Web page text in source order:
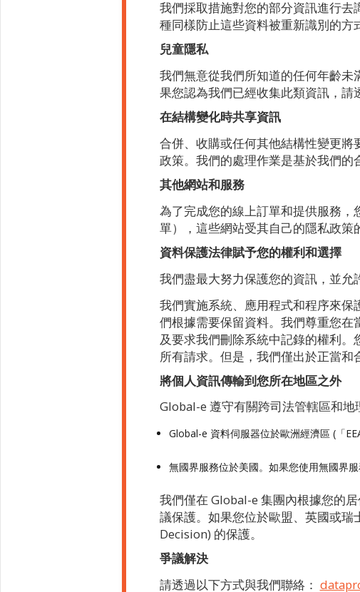
我們採取措施對您的部分資訊進行
種同樣防止這些資料被重新識別的方
兒童隱私
我們無意從我們所知道的任何年齡
果您認為我們已經收集此類資訊，請
在結構變化時共享資訊
合併、收購或任何其他結構性變更
政策。我們的處理作業是基於我們的
其他網站和服務
為了完成您的線上訂單和提供服務，
單），這些網站受其自己的隱私政策
資料保護法律賦予您的權利和選擇
我們盡最大努力保護您的資訊，並允
我們實施系統、應用程式和程序來
們根據需要保留資料。我們尊重您
及要求我們刪除系統中記錄的權利
所有請求。但是，我們僅出於正當
將個人資訊傳輸到您所在地區之外
Global-e 遵守有關跨司法管轄區和
Global-e 資料伺服器位於歐洲經濟區 (「
無國界服務位於美國。如果您使用無國界
我們僅在 Global-e 集團內根據您的
議保護。如果您位於歐盟、英國或
Decision) 的保護。
爭議解決
請透過以下方式與我們聯絡：